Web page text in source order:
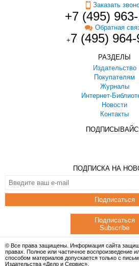
Заказать
+7 (495)
Обратная
+7 (495)
РАЗДЕЛЫ
Издательство
Покупателям
Журналы
Интернет-
Новости
Контакты
ПОДПИСКА НА
Подписаться
Подписаться
Subscribe
© Все права защищены. Информация сайта
правах. Полное или частичное воспроизведение
способом материалов допускается только с
Издательства «Дело и Сервис».